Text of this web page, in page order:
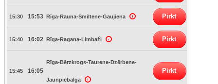
15:30 15:53 Rīga-Rauna-Smiltene-Gaujiena Pirkt
15:40 16:02 Rīga-Ragana-Limbaži Pirkt
15:45 16:05
Rīga-Bērzkrogs-Taurene-Dzērbene-
Jaunpiebalga
Pirkt